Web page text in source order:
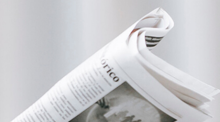
PERSONAL LABORAL
COMLL
SALUD Y APOYO AL
AGENCIA DE
VIDA
PROFESIONAL
OFERTAS Y
TRANSPARENCIA
TRÁMITES CONSULTA
MÉDICA